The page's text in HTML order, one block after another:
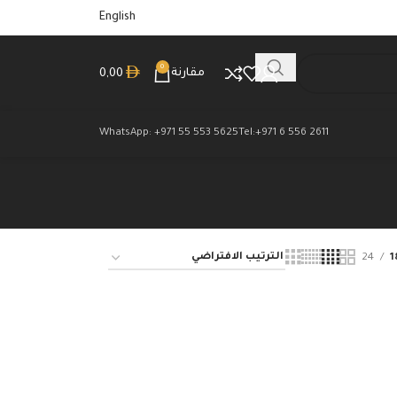
English
مقارنة
0
0,00
Tel:+971 6 556 2611
WhatsApp: +971 55 553 5625
24